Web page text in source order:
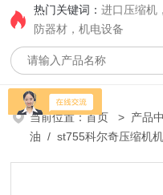
热门关键词：进口压缩机
防器材，机电设备
当前位置：首页 > 产品
油 / st755科尔奇压缩机